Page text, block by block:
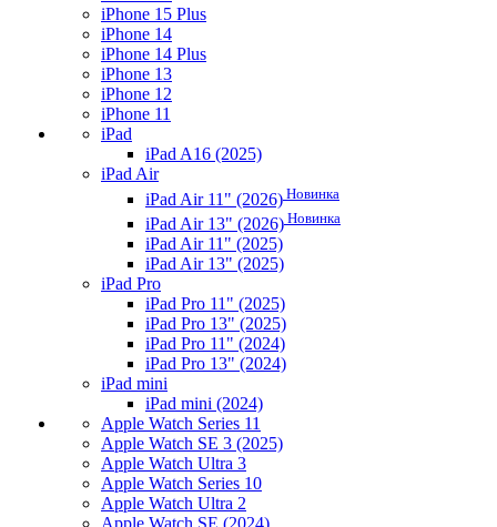
iPhone 15 Plus
iPhone 14
iPhone 14 Plus
iPhone 13
iPhone 12
iPhone 11
iPad
iPad A16 (2025)
iPad Air
iPad Air 11" (2026) Новинка
iPad Air 13" (2026) Новинка
iPad Air 11" (2025)
iPad Air 13" (2025)
iPad Pro
iPad Pro 11" (2025)
iPad Pro 13" (2025)
iPad Pro 11" (2024)
iPad Pro 13" (2024)
iPad mini
iPad mini (2024)
Apple Watch Series 11
Apple Watch SE 3 (2025)
Apple Watch Ultra 3
Apple Watch Series 10
Apple Watch Ultra 2
Apple Watch SE (2024)